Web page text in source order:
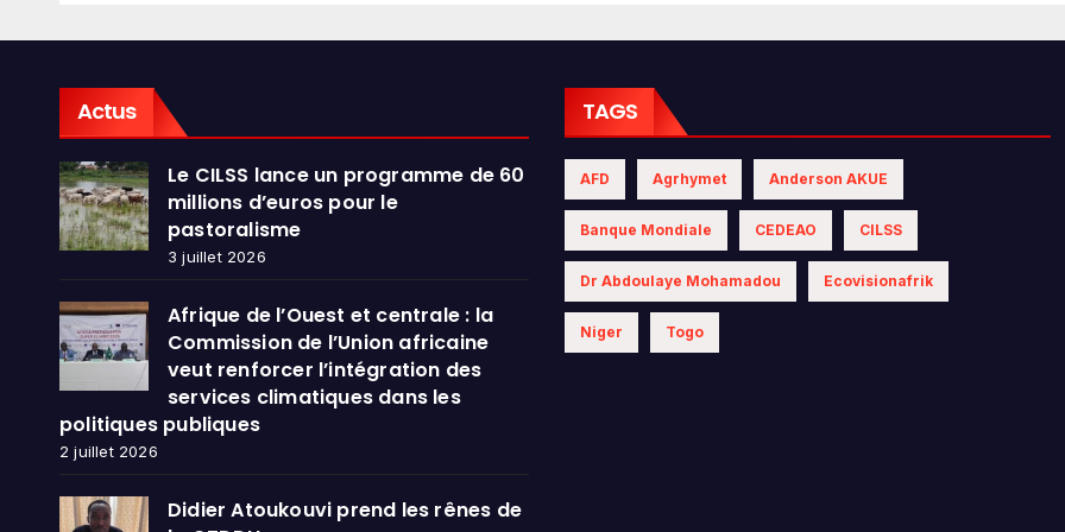
dans les politiques
Actus
Le CILSS lance un programme de 60
millions d’euros pour le
pastoralisme
3 juillet 2026
Afrique de l’Ouest et centrale : la
Commission de l’Union africaine
veut renforcer l’intégration des
services climatiques dans les
politiques publiques
2 juillet 2026
Didier Atoukouvi prend les rênes de
TAGS
AFD Agrhymet Anderson AKUE
Banque Mondiale CEDEAO CILSS
Dr Abdoulaye Mohamadou Ecovisionafrik
Niger Togo